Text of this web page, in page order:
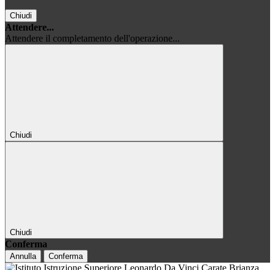
Chiudi
Attendere...
Attendere il completamento dell'operazione...
Chiudi
Chiudi
Conferma
Annulla Conferma